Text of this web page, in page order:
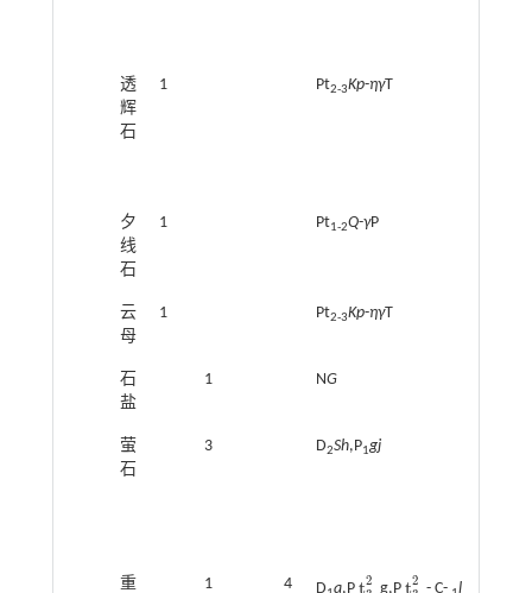
透
辉
石
1 Pt2-3Kp-ηγT
夕
线
石
1 Pt1-2Q-γP
云
母
1 Pt2-3Kp-ηγT
石
盐
1 NG
萤
石
3 D2Sh,P1gj
重
1 4 t2
t2